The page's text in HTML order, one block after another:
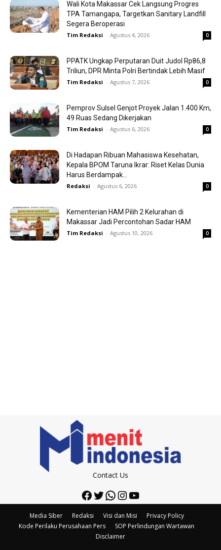
Wali Kota Makassar Cek Langsung Progres
TPA Tamangapa, Targetkan Sanitary Landfill
Segera Beroperasi
Tim Redaksi - Agustus 4, 2026 0
PPATK Ungkap Perputaran Duit Judol Rp86,8
Triliun, DPR Minta Polri Bertindak Lebih Masif
Tim Redaksi - Agustus 7, 2026 0
Pemprov Sulsel Genjot Proyek Jalan 1.400 Km,
49 Ruas Sedang Dikerjakan
Tim Redaksi - Agustus 6, 2026 0
Di Hadapan Ribuan Mahasiswa Kesehatan,
Kepala BPOM Taruna Ikrar: Riset Kelas Dunia
Harus Berdampak...
Redaksi - Agustus 6, 2026 0
Kementerian HAM Pilih 2 Kelurahan di
Makassar Jadi Percontohan Sadar HAM
Tim Redaksi - Agustus 10, 2026 0
Contact Us
Facebook
Twitter
WhatsApp
Instagram
YouTube
Media Siber Redaksi Visi dan Misi
Privacy Policy
Kode Perilaku Perusahaan Pers
SOP Perlindungan Wartawan
Disclaimer